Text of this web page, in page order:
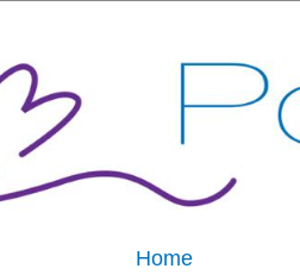
Home